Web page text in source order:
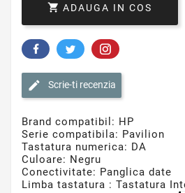
 ADAUGA IN COS
Scrie-ti recenzia
Brand compatibil: HP
Serie compatibila: Pavilion
Tastatura numerica: DA
Culoare: Negru
Conectivitate: Panglica date
Limba tastatura : Tastatura